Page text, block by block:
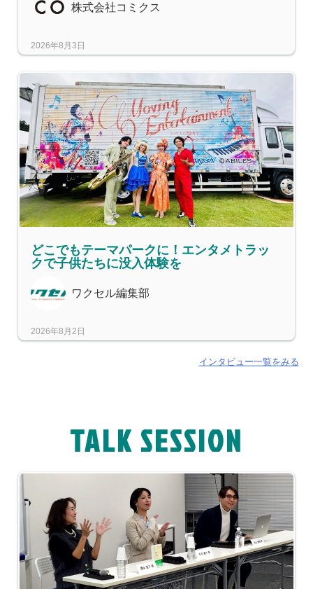
株式会社コミクス
2026年8月3日
どこでもテーマパークに！エンタメトラッ
クで子供たちに没入体験を
ワクセル編集部
2026年8月2日
インタビュー一覧をみる
TALK SESSION